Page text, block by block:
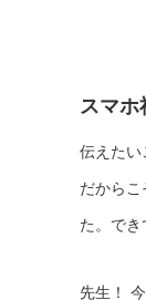
スマホ
伝えたい
だから
た。でき
先生！